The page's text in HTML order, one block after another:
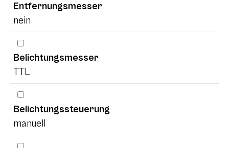
Entfernungsmesser
nein
Belichtungsmesser
TTL
Belichtungssteuerung
manuell